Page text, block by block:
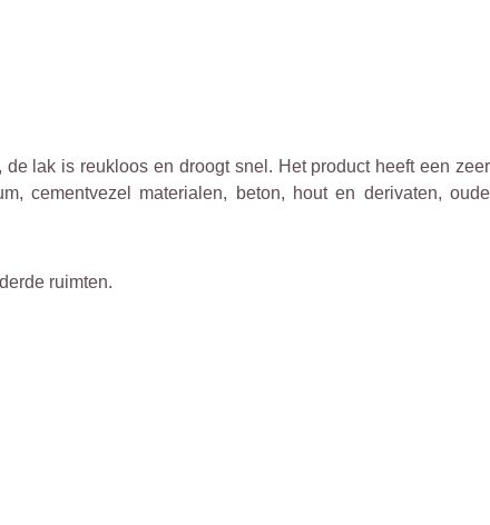
lak is reukloos en droogt snel. Het product heeft een zeer
cementvezel materialen, beton, hout en derivaten, oude
ruimten.